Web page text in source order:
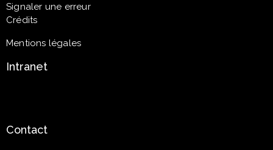
Signaler une erreur
Crédits
Mentions légales
Intranet
Contact